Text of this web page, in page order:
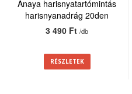
Anaya harisnyatartómintás
harisnyanadrág 20den
3 490 Ft/db
RÉSZLETEK